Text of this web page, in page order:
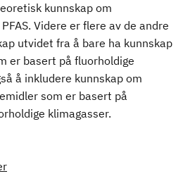
kunnskap om
Videre er flere av de andre
utvidet fra å bare ha kunnskap
er basert på fluorholdige
å inkludere kunnskap om
som er basert på
klimagasser.